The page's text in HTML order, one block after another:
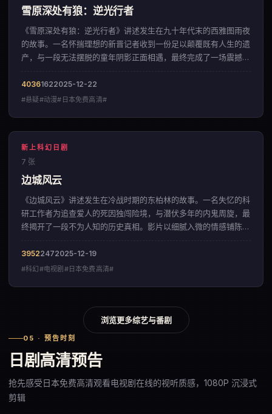
雪原深处有狼：逆光行者
《雪原深处有狼：逆光行者》讲述发生在九十年代末的西雅图雨夜
的故事。一名怀揣理想的新晋记者收到一份足以颠覆既有人生的遗
产，与一段无法摆脱的童年阴影正面相遇，最终完成了一场震撼人
香港的悬疑佳作。
40361622025-12-22
#悬疑#动漫#日本免费高清#
新上科幻日剧
7 张
边城风云
《边城风云》讲述发生在冷战时期的东柏林的故事。一名失忆的科
研工作者为追查爱人的死因独闯险境，与潜伏多年的内鬼周旋，最
终揭开了一段不为人知的历史真相。影片以细腻入微的情感铺陈，
39522472025-12-19
#科幻#电视剧#日本免费高清#
浏览更多综艺与番剧
05 · 预告时刻
日剧高清预告
抢先感受日本免费高清观看电视剧在线的视听质感，1080P 沉浸式
剪辑